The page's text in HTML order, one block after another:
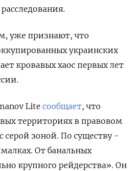
уже признают, что
украинских
кровавых хаос первых лет
Lite сообщает, что
территориях в правовом
серой зоной. По существу -
От банальных
крупного рейдерства». Он